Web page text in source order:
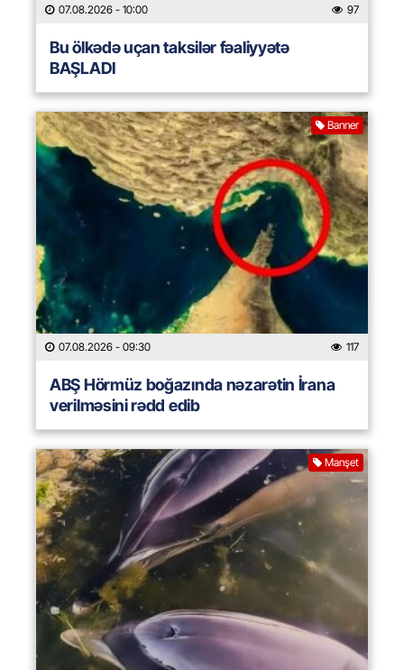
07.08.2026 - 10:00 97
Bu ölkədə uçan taksilər fəaliyyətə
BAŞLADI
Banner
07.08.2026 - 09:30 117
ABŞ Hörmüz boğazında nəzarətin İrana
verilməsini rədd edib
Manşet